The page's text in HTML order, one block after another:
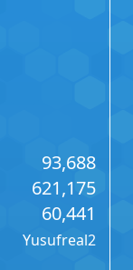
93,688
621,175
60,441
Yusufreal2